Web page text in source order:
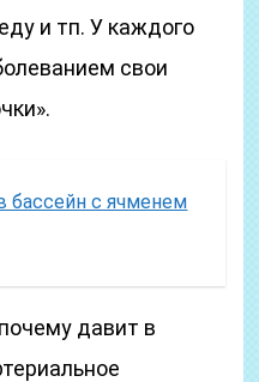
и тп. У каждого
свои
бассейн с ячменем
давит в